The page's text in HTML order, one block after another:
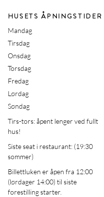
HUSETS ÅPNINGSTIDER
Mandag
Tirsdag
Onsdag
Torsdag
Fredag
Lørdag
Søndag
Tirs-tors: åpent lenger ved fullt
hus!
Siste seat i restaurant: (19:30
sommer)
Billettluken er åpen fra 12:00
(lørdager 14:00) til siste
forestilling starter.